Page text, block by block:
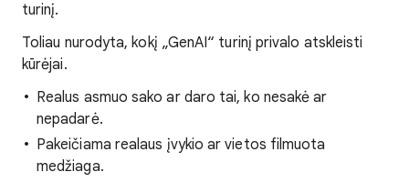
turinį.
Toliau nurodyta, kokį „GenAI“ turinį privalo atskleisti
kūrėjai.
Realus asmuo sako ar daro tai, ko nesakė ar
nepadarė.
Pakeičiama realaus įvykio ar vietos filmuota
medžiaga.